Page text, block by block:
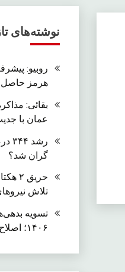
نوشته‌های
روبیو:
هرمز
بقائی:
عمان با
گران شد؟
حریق
تلاش
تسویه
۱۴۰۶؛ اصلاح بانک سپه در دستور کار